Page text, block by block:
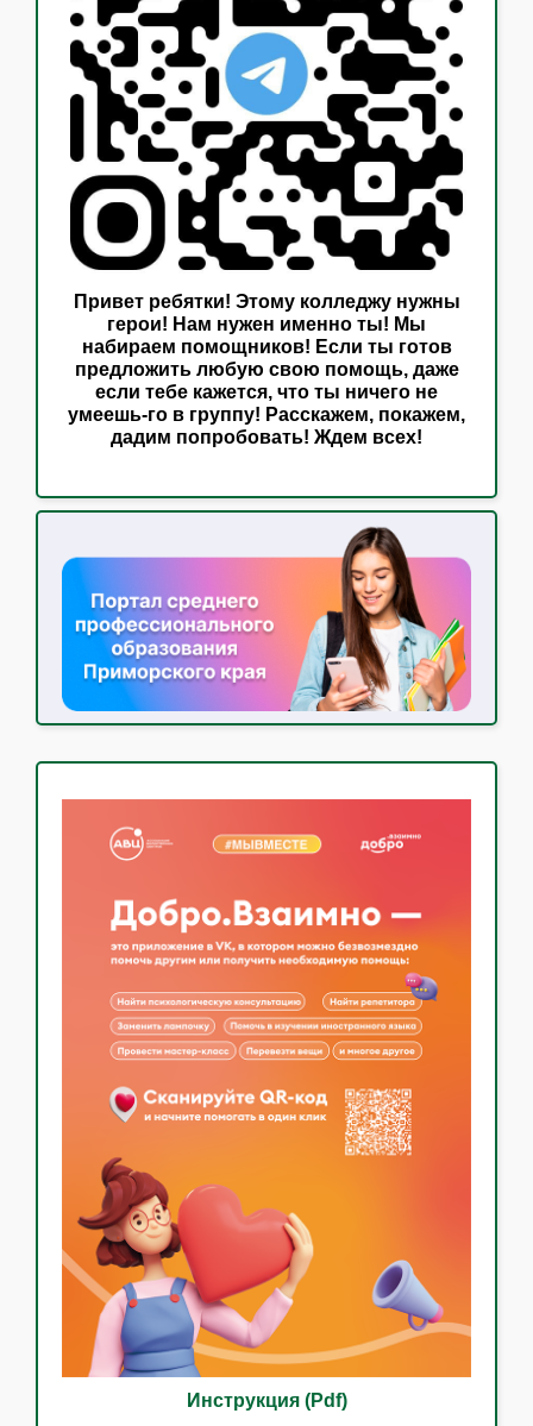
Привет ребятки! Этому колледжу нужны
герои! Нам нужен именно ты! Мы
набираем помощников! Если ты готов
предложить любую свою помощь, даже
если тебе кажется, что ты ничего не
умеешь-го в группу! Расскажем, покажем,
дадим попробовать! Ждем всех!
Инструкция (Pdf)